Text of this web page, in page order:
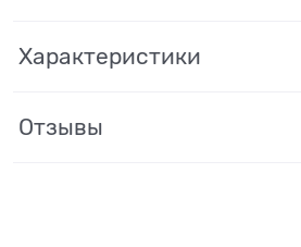
Характеристики
Отзывы